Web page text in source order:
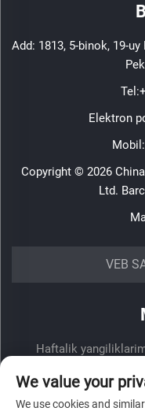
Add: 1813, 5-binok, 19-
Tel:
Elektron
Mobil:
Copyright © 2026
Ltd.
VEB
Haftalik
We value your
We use cookies and